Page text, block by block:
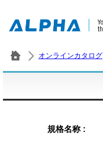
オンラインカタログ
規格名称 :